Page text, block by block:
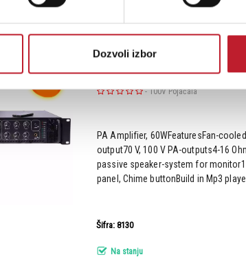
Dozvoli izbor
MARTIN WISMAN TPU 3060 -
-100V Pojačala
PA Amplifier, 60WFeaturesFan-
output70 V, 100 V PA-outputs4-16
passive speaker-system for
panel, Chime buttonBuild in Mp3
Šifra: 8130
Na stanju